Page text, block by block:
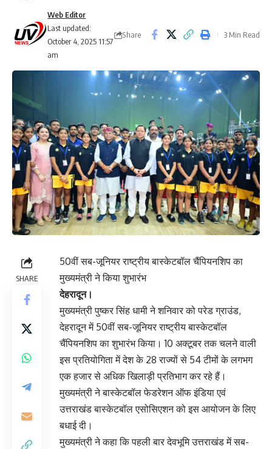
Last updated:
October 4, 2025 11:57
am
Web Editor
Share 3 Min Read
SHARE
50वीं सब-जूनियर राष्ट्रीय बास्केटबॉल चैंपियनशिप का
मुख्यमंत्री ने किया शुभारंभ
देहरादून।
मुख्यमंत्री पुष्कर सिंह धामी ने शनिवार को परेड ग्राउंड,
देहरादून में 50वीं सब-जूनियर राष्ट्रीय बास्केटबॉल
चैंपियनशिप का शुभारंभ किया। 10 अक्टूबर तक चलने वाली
इस प्रतियोगिता में देश के 28 राज्यों से 54 टीमों के लगभग
एक हजार से अधिक खिलाड़ी प्रतिभाग कर रहे हैं।
मुख्यमंत्री ने बास्केटबॉल फेडरेशन ऑफ इंडिया एवं
उत्तराखंड बास्केटबॉल एसोसिएशन को इस आयोजन के लिए
बधाई दी।
मुख्यमंत्री ने कहा कि पहली बार देवभूमि उत्तराखंड में सब-